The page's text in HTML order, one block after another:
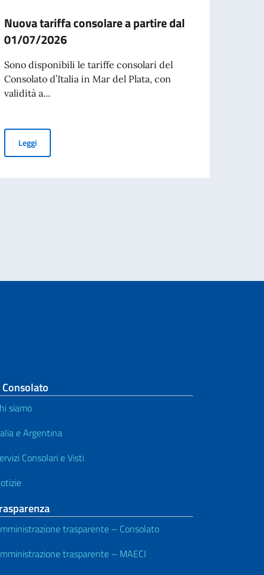
l’espatrio dal 3 agosto
Nuova tariffa consolare a partire dal
01/07/2026
Sono disponibili le tariffe consolari del
Consolato d’Italia in Mar del Plata, con
validità a...
LeggiNuova tariffa consolare a partire dal 01/07/2026
siamo
e Argentina
Consolari e Visti
trasparente – Consolato
trasparente – MAECI